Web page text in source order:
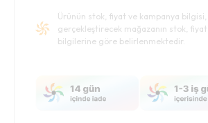
Ürünün stok, fiyat ve kampanya bilgisi,
gerçekleştirecek mağazanın stok,
bilgilerine göre belirlenmektedir.